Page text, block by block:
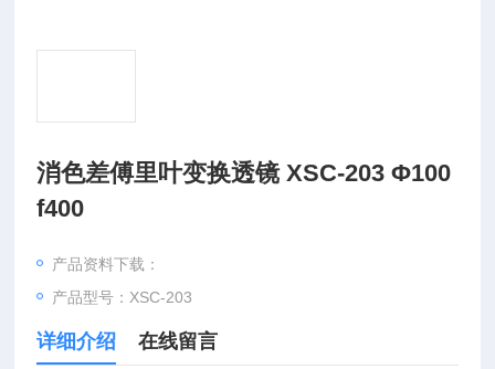
消色差傅里叶变换透镜 XSC-203 Φ100
f400
产品资料下载：
产品型号：XSC-203
详细介绍 在线留言